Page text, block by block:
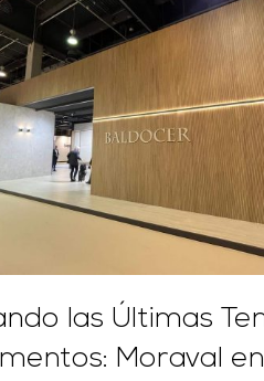
las Últimas
Moraval en